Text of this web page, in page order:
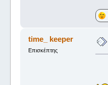
time_ keeper
Επισκέπτης